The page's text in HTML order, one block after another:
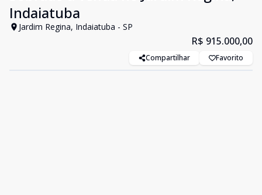
Indaiatuba
Jardim Regina, Indaiatuba - SP
R$ 915.000,00
Compartilhar Favorito